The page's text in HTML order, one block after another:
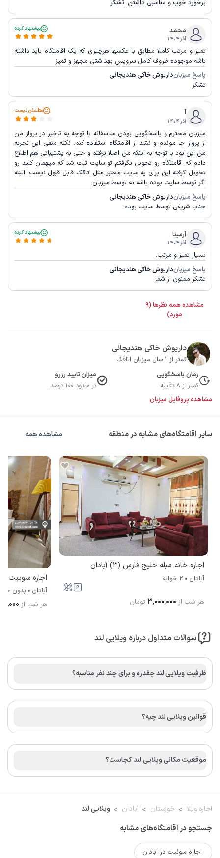
برخورد خوب و مناسبی داشتن .تشکر
محمد
آذر ۱۴۰۴
پیشنهاد کرده
تمیز و مرتب کاملا مطابق با عکسها هرچیزی که یک اقامتگاه باید داشته
باشه موجوده ظروف کامل سرویس بهداشتی مجهز و تمیز
پاسخ میزبانداریوش خاکی هندیجانی
تشکر
آ
آذر ۱۴۰۴
مطمئن نیست
میزبان محترم و پاسخگویی بودن متاسفانه با توجه به تاخیر در پرواز من
از پرواز جا موندم و نشد از اقامتگاه استفاده کنم. نکته منفی این تجربه
من این بود با توجه به اینکه من اصلا نرفتم و حتی به پشتیباتی هم اطلاع
دادم که اقامتگاه رو تحویل نگرفتم تو سایت ثبت شد که میهمان کلید رو
تحویل گرفته این برای یه سایت معتبر مثل اتاقک قابل قبول نیست. البته
اگر توسط سایت بوده باشه نه توسط میزبان.
پاسخ میزبانداریوش خاکی هندیجانی
جناب شریفی توسط سایت بوده
آرمیتا
آذر ۱۴۰۴
پیشنهاد کرده
بسیار تمیز و مرتب.
پاسخ میزبانداریوش خاکی هندیجانی
تشکر ممنون از شما
مشاهده همه نظرها (9
مورد)
داریوش خاکی هندیجانی
کمتر از 1 سال میزبان اتاقک
زمان پاسخگویی
کمتر از 8 دقیقه
میزان تایید رزرو
در حدود 100 درصد
مشاهده پروفایل میزبان
سایر اقامتگاه‌های مشابه در منطقه مشاهده همه
اجاره خانه مبله خلیج فارس (3) آبادان
آبادان 2 خوابه
هر شب از ۳٬۰۰۰٬۰۰۰ تومان
اجاره سوییت
آبادان
بدون
هر شب از
سوالات متداول درباره ویلایی لند
ظرفیت ویلایی لند چقدره و برای چند نفر مناسبه؟
قوانین ویلایی لند چیه؟
موقعیت مکانی ویلایی لند کجاست؟
اجاره ویلا خوزستان آبادان ویلایی لند
جستجو در اقامتگاه‌های مشابه
اجاره سوئیت در آبادان